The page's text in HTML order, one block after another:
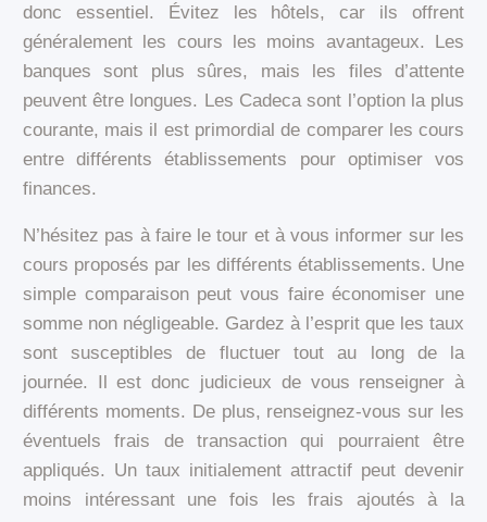
donc essentiel. Évitez les hôtels, car ils offrent
généralement les cours les moins avantageux. Les
banques sont plus sûres, mais les files d’attente
peuvent être longues. Les Cadeca sont l’option la plus
courante, mais il est primordial de comparer les cours
entre différents établissements pour optimiser vos
finances.
N’hésitez pas à faire le tour et à vous informer sur les
cours proposés par les différents établissements. Une
simple comparaison peut vous faire économiser une
somme non négligeable. Gardez à l’esprit que les taux
sont susceptibles de fluctuer tout au long de la
journée. Il est donc judicieux de vous renseigner à
différents moments. De plus, renseignez-vous sur les
éventuels frais de transaction qui pourraient être
appliqués. Un taux initialement attractif peut devenir
moins intéressant une fois les frais ajoutés à la